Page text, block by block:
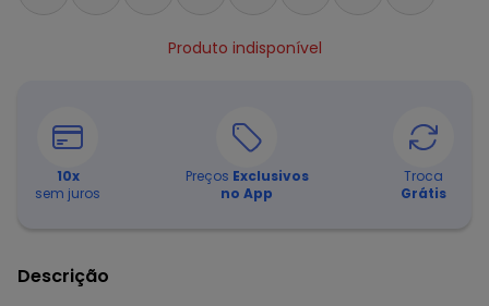
Produto indisponível
10x
sem juros
Preços Exclusivos
no App
Troca
Grátis
Descrição